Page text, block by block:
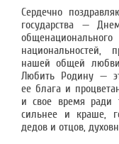
Сердечно
государства —
национальностей,
нашей общей любви
Любить Родину —
ее блага и
и свое время ради
сильнее и краше,
дедов и отцов,